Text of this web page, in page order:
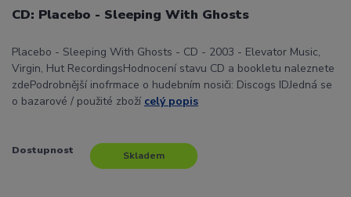
CD: Placebo - Sleeping With Ghosts
Placebo - Sleeping With Ghosts - CD - 2003 - Elevator Music,
Virgin, Hut RecordingsHodnocení stavu CD a bookletu naleznete
zdePodrobnější inofrmace o hudebním nosiči: Discogs IDJedná se
o bazarové / použité zboží celý popis
Dostupnost Skladem